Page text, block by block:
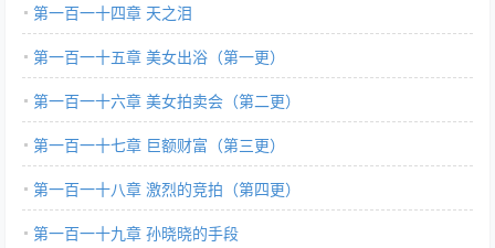
第一百一十四章 天之泪
第一百一十五章 美女出浴（第一更）
第一百一十六章 美女拍卖会（第二更）
第一百一十七章 巨额财富（第三更）
第一百一十八章 激烈的竞拍（第四更）
第一百一十九章 孙晓晓的手段